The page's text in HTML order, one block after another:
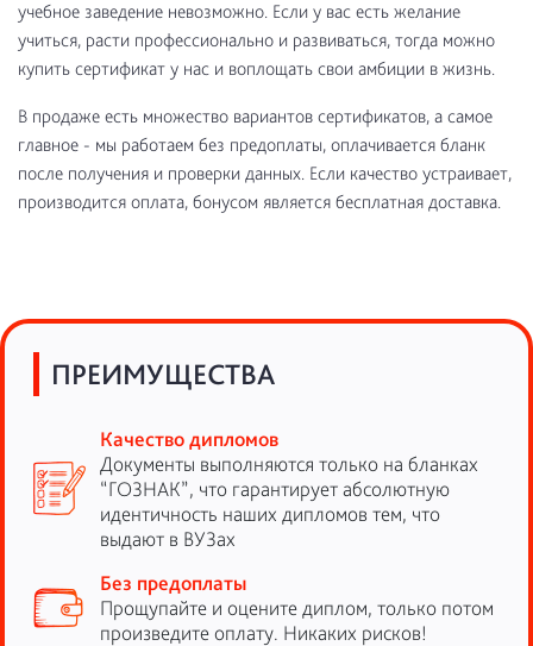
учебное заведение невозможно. Если у вас есть желание
учиться, расти профессионально и развиваться, тогда можно
купить сертификат у нас и воплощать свои амбиции в жизнь.
В продаже есть множество вариантов сертификатов, а самое
главное - мы работаем без предоплаты, оплачивается бланк
после получения и проверки данных. Если качество устраивает,
производится оплата, бонусом является бесплатная доставка.
ПРЕИМУЩЕСТВА
Качество дипломов
Документы выполняются только на бланках
“ГОЗНАК”, что гарантирует абсолютную
идентичность наших дипломов тем, что
выдают в ВУЗах
Без предоплаты
Прощупайте и оцените диплом, только потом
произведите оплату. Никаких рисков!